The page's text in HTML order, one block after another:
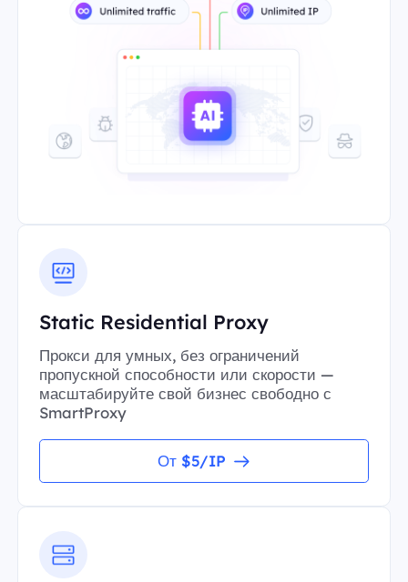
Static Residential Proxy
Прокси для умных, без ограничений
пропускной способности или скорости —
масштабируйте свой бизнес свободно с
SmartProxy
От $5/IP